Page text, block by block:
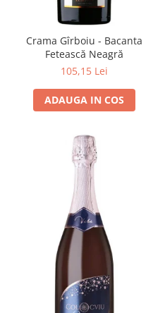
VINUL Bikers For Humanity
Crama BALLA GEZA
Vinuri SPANIA
Domeniile Prince MATEI
FAUTOR Winery
Domeniile PANCIU
The ICONIC Estate
Crama Petro VASELO
Nea FLORICĂ
Vinuri din GRECIA
Crama BUDUREASCA
Crama Gîrboiu - Bacanta
Fetească Neagră
105,15 Lei
ADAUGA IN COS